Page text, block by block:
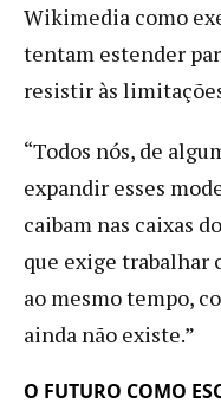
Wikimedia como
tentam estender
resistir às
“Todos nós, de
expandir esses
caibam nas caixas
que exige trabalhar
ao mesmo tempo,
ainda não existe.”
O FUTURO COMO